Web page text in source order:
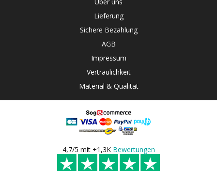
Lieferung
Sichere Bezahlung
AGB
Impressum
Vertraulichkeit
Material & Qualität
4,7/5 mit +1,3K Bewertungen